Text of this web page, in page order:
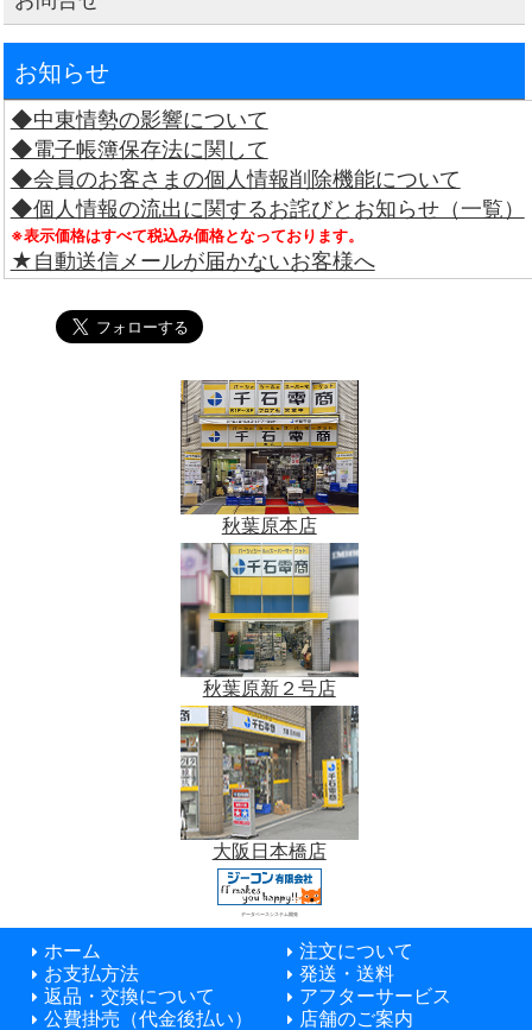
お知らせ
◆中東情勢の影響について
◆電子帳簿保存法に関して
◆会員のお客さまの個人情報削除機能について
◆個人情報の流出に関するお詫びとお知らせ（一覧）
※表示価格はすべて税込み価格となっております。
★自動送信メールが届かないお客様へ
秋葉原本店
秋葉原新２号店
大阪日本橋店
データベースシステム開発
ホーム
注文について
お支払方法
発送・送料
返品・交換について
アフターサービス
公費掛売（代金後払い）
店舗のご案内